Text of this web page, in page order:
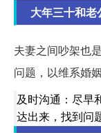
大年三十和
夫妻之间吵架也
问题，以维系婚
及时沟通：尽早
达出来，找到问